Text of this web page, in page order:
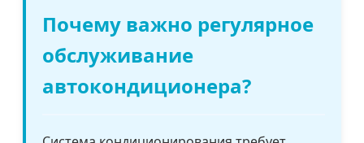
Почему важно регулярное
обслуживание
автокондиционера?